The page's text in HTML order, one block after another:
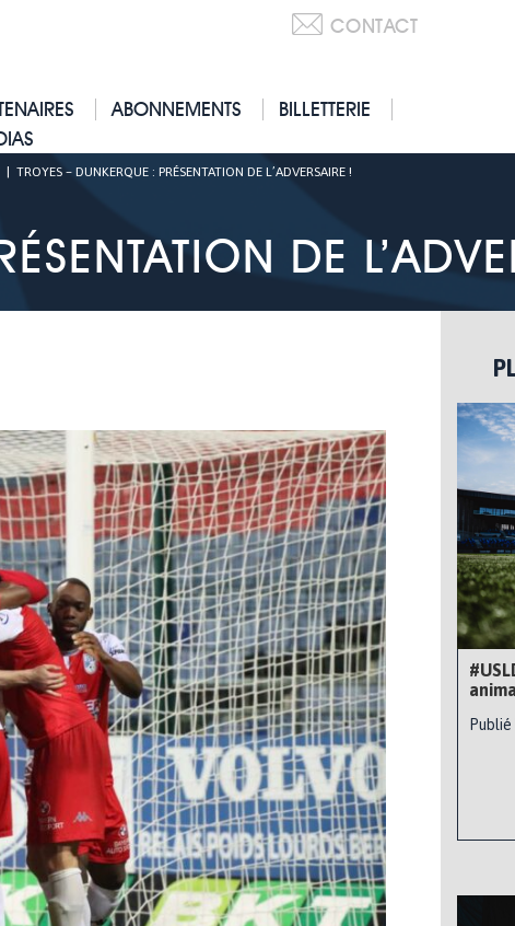
CONTACT
ABONNEMENTS
BILLETTERIE
| TROYES – DUNKERQUE : PRÉSENTATION DE L’ADVERSAIRE !
DE